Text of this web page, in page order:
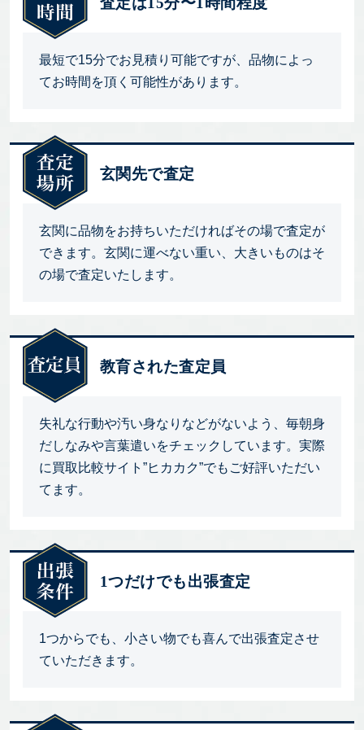
最短で15分でお見積り可能ですが、品物によっ
てお時間を頂く可能性があります。
玄関先で査定
玄関に品物をお持ちいただければその場で査定が
できます。玄関に運べない重い、大きいものはそ
の場で査定いたします。
教育された査定員
失礼な行動や汚い身なりなどがないよう、毎朝身
だしなみや言葉遣いをチェックしています。実際
に買取比較サイト”ヒカカク”でもご好評いただい
てます。
1つだけでも出張査定
1つからでも、小さい物でも喜んで出張査定させ
ていただきます。